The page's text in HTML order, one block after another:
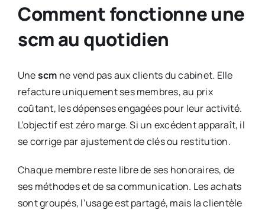
Comment fonctionne une
scm au quotidien
Unescm ne vend pas aux clients du cabinet. Elle
refacture uniquement ses membres, au prix
coûtant, les dépenses engagées pour leur activité.
L’objectif est zéro marge. Si un excédent apparaît, il
se corrige par ajustement de clés ou restitution.
Chaque membre reste libre de ses honoraires, de
ses méthodes et de sa communication. Les achats
sont groupés, l’usage est partagé, mais la clientèle